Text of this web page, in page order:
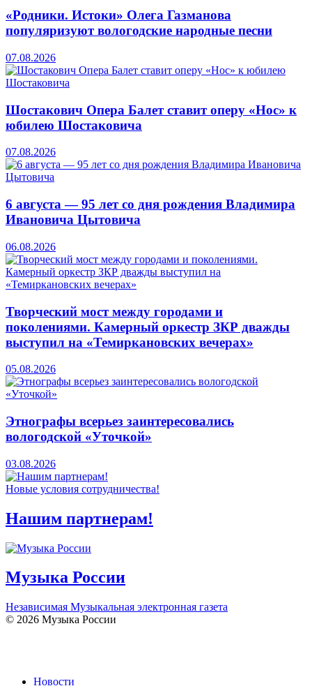
«Родники. Истоки» Олега Газманова
популяризуют вологодские народные песни
07.08.2026
Шостакович Опера Балет ставит оперу «Нос» к
юбилею Шостаковича
07.08.2026
6 августа — 95 лет со дня рождения Владимира
Ивановича Цытовича
06.08.2026
Творческий мост между городами и
поколениями. Камерный оркестр ЗКР дважды
выступил на «Темиркановских вечерах»
05.08.2026
Этнографы всерьез заинтересовались
вологодской «Уточкой»
03.08.2026
Новые условия сотрудничества!
Нашим партнерам!
Музыка России
Независимая Музыкальная электронная газета
© 2026 Музыка России
Новости